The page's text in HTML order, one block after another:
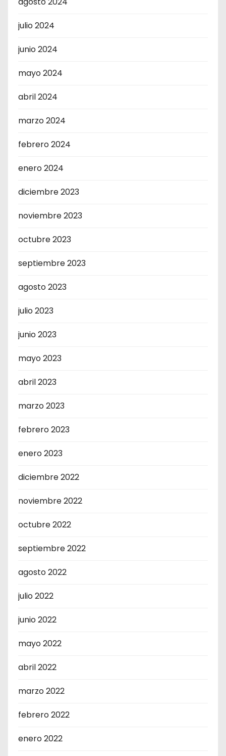
julio 2024
junio 2024
mayo 2024
abril 2024
marzo 2024
febrero 2024
enero 2024
diciembre 2023
noviembre 2023
octubre 2023
septiembre 2023
agosto 2023
julio 2023
junio 2023
mayo 2023
abril 2023
marzo 2023
febrero 2023
enero 2023
diciembre 2022
noviembre 2022
octubre 2022
septiembre 2022
agosto 2022
julio 2022
junio 2022
mayo 2022
abril 2022
marzo 2022
febrero 2022
enero 2022